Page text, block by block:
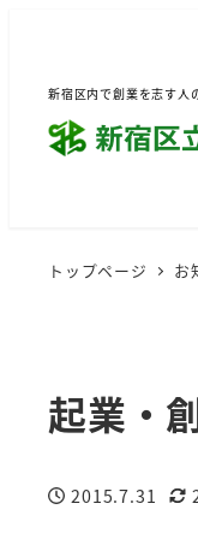
新宿区内で創業を志す人
トップページ お
起業・
投稿日
2015.7.31
更